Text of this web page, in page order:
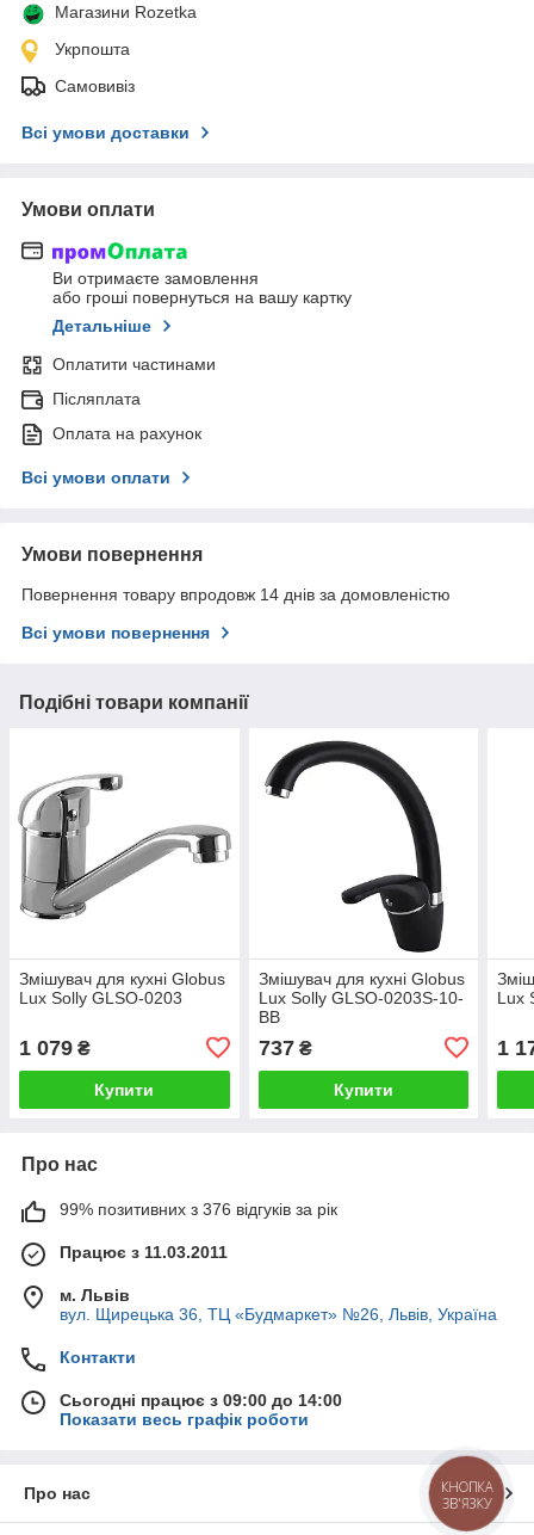
Магазини Rozetka
Укрпошта
Самовивіз
Всі умови доставки
Умови оплати
Ви отримаєте замовлення
або гроші повернуться на вашу картку
Детальніше
Оплатити частинами
Післяплата
Оплата на рахунок
Всі умови оплати
Умови повернення
Повернення товару впродовж 14 днів за домовленістю
Всі умови повернення
Подібні товари компанії
Змішувач для кухні Globus
Lux Solly GLSO-0203
1 079 ₴
Купити
Змішувач для кухні Globus
Lux Solly GLSO-0203S-10-
BB
737₴
Купити
Lux
1
Про нас
99% позитивних з 376 відгуків за рік
Працює з 11.03.2011
м. Львів
вул. Щирецька 36, ТЦ «Будмаркет» №26, Львів, Україна
Контакти
Сьогодні працює з 09:00 до 14:00
Показати весь графік роботи
Про нас
КНОПКА
ЗВ'ЯЗКУ